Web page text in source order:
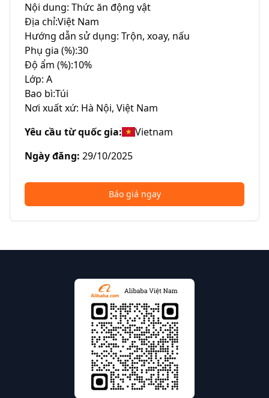
Nội dung: Thức ăn động vật
Địa chỉ:Việt Nam
Hướng dẫn sử dụng: Trộn, xoay, nấu
Phụ gia (%):30
Độ ẩm (%):10%
Lớp: A
Bao bì:Túi
Nơi xuất xứ: Hà Nội, Việt Nam
Yêu cầu từ quốc gia:
Vietnam
Ngày đăng: 29/10/2025
Báo giá ngay